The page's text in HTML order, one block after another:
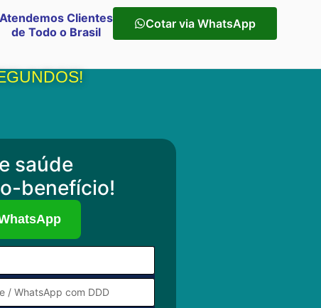
Atendemos Clientes
de Todo o Brasil
Cotar via WhatsApp
saúde
benefício!